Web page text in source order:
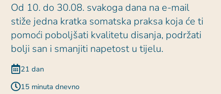
Od 10. do 30.08. svakoga dana na e-mail
stiže jedna kratka somatska praksa koja će ti
pomoći poboljšati kvalitetu disanja, podržati
bolji san i smanjiti napetost u tijelu.
21 dan
15 minuta dnevno